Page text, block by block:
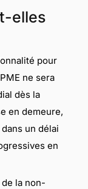
elles
pour
ne sera
dès la
en demeure,
un délai
en
la non-